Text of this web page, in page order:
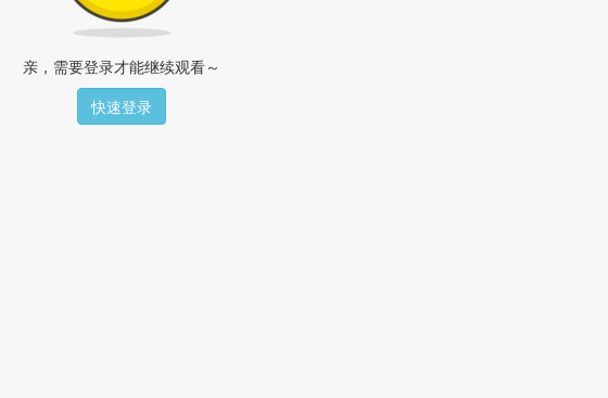
亲，需要登录才能继续观看～
快速登录